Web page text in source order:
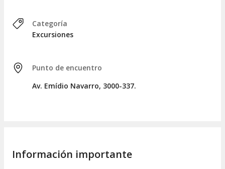
Categoría
Excursiones
Punto de encuentro
Av. Emídio Navarro, 3000-337.
Información importante